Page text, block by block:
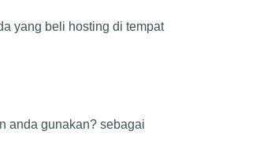
yang beli hosting di tempat
anda gunakan? sebagai